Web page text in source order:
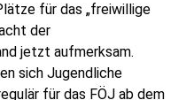
für das „freiwillige
der
jetzt aufmerksam.
sich Jugendliche
für das FÖJ ab dem